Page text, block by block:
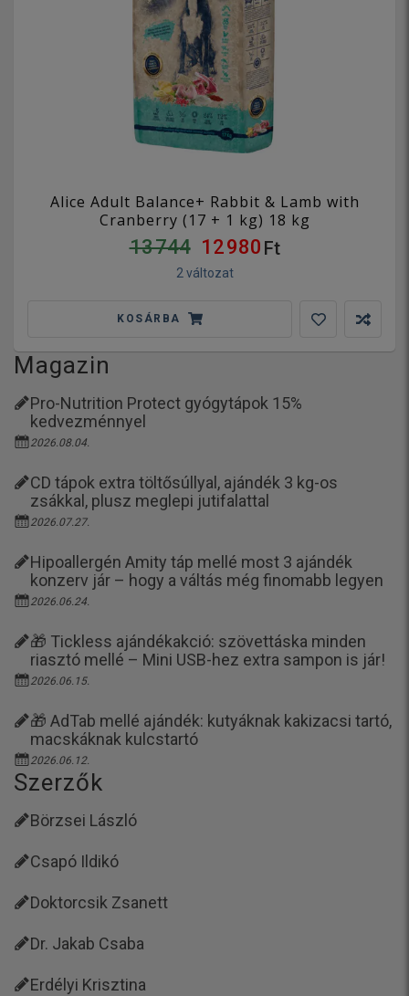
Alice Adult Balance+ Rabbit & Lamb with
Cranberry (17 + 1 kg) 18 kg
13 744 12 980 Ft
2 változat
KOSÁRBA
Magazin
Pro-Nutrition Protect gyógytápok 15%
kedvezménnyel
2026.08.04.
CD tápok extra töltősúllyal, ajándék 3 kg-os
zsákkal, plusz meglepi jutifalattal
2026.07.27.
Hipoallergén Amity táp mellé most 3 ajándék
konzerv jár – hogy a váltás még finomabb legyen
2026.06.24.
🎁 Tickless ajándékakció: szövettáska minden
riasztó mellé – Mini USB-hez extra sampon is jár!
2026.06.15.
🎁 AdTab mellé ajándék: kutyáknak kakizacsi tartó,
macskáknak kulcstartó
2026.06.12.
Szerzők
Börzsei László
Csapó Ildikó
Doktorcsik Zsanett
Dr. Jakab Csaba
Erdélyi Krisztina